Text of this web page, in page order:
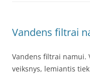
Vandens filtrai
Vandens filtrai namui.
veiksnys, lemiantis